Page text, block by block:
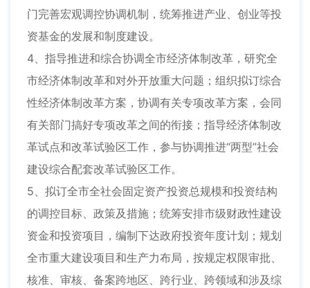
门完善宏观调控协调机制，统筹推进产业、创业等投
资基金的发展和制度建设。
4、指导推进和综合协调全市经济体制改革，研究全
市经济体制改革和对外开放重大问题；组织拟订综合
性经济体制改革方案，协调有关专项改革方案，会同
有关部门搞好专项改革之间的衔接；指导经济体制改
革试点和改革试验区工作，参与协调推进“两型”社会
建设综合配套改革试验区工作。
5、拟订全市全社会固定资产投资总规模和投资结构
的调控目标、政策及措施；统筹安排市级财政性建设
资金和投资项目，编制下达政府投资年度计划；规划
全市重大建设项目和生产力布局，按规定权限审批、
核准、审核、备案跨地区、跨行业、跨领域和涉及综